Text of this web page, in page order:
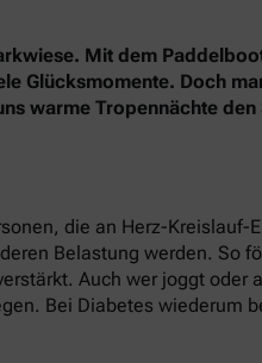
Mit dem
Glücksmomente. Doch
warme Tropennächte
die an Herz-Kreislauf-
Belastung werden. So
Auch wer joggt oder
Bei Diabetes wiederum